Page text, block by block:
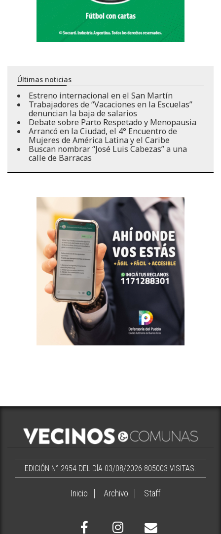
Últimas noticias
Estreno internacional en el San Martín
Trabajadores de “Vacaciones en la Escuelas”
denuncian la baja de salarios
Debate sobre Parto Respetado y Menopausia
Arrancó en la Ciudad, el 4° Encuentro de
Mujeres de América Latina y el Caribe
Buscan nombrar “José Luis Cabezas” a una
calle de Barracas
EDICIÓN N° 2954 DEL DÍA 03/08/2026 805003 VISITAS.
Inicio Archivo Staff